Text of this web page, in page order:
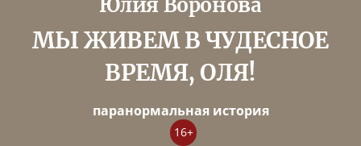
МЫ ЖИВЕМ В ЧУДЕСНОЕ
ВРЕМЯ, ОЛЯ!
паранормальная история
16+